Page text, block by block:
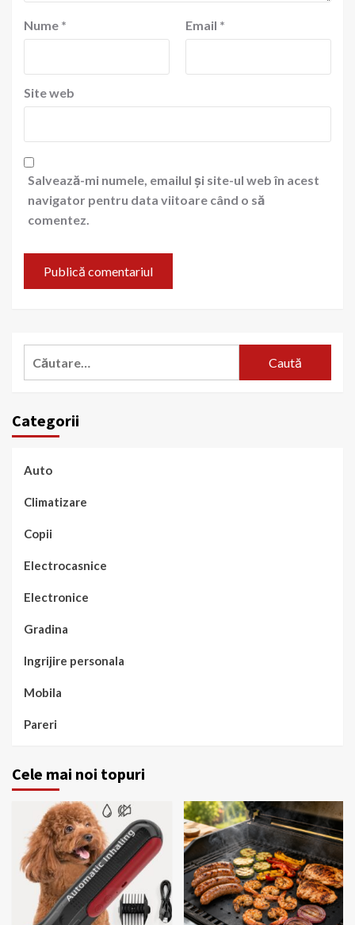
Nume * Email *
Site web
Salvează-mi numele, emailul și site-ul web în acest
navigator pentru data viitoare când o să
comentez.
Categorii
Auto
Climatizare
Copii
Electrocasnice
Electronice
Gradina
Ingrijire personala
Mobila
Pareri
Cele mai noi topuri